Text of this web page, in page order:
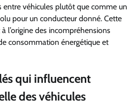
entre véhicules plutôt que comme un
pour un conducteur donné. Cette
l’origine des incompréhensions
consommation énergétique et
qui influencent
des véhicules